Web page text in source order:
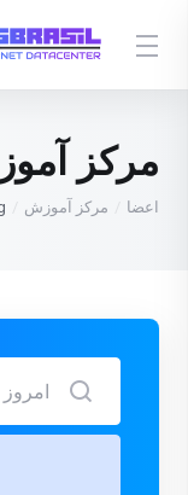
مرکز
اعضا مرکز آموزش